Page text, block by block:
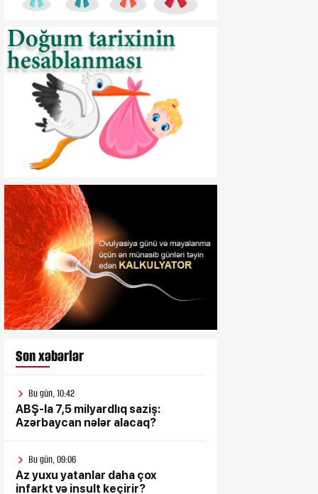
Son xəbərlər
Bu gün, 10:42
ABŞ-la 7,5 milyardlıq saziş:
Azərbaycan nələr alacaq?
Bu gün, 09:06
Az yuxu yatanlar daha çox
infarkt və insult keçirir?